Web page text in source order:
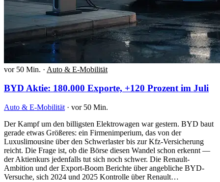
vor 50 Min. · Auto & E-Mobilität
BYD Aktie: 180.000 Exporte, +120 Prozent im Juli
Auto & E-Mobilität · vor 50 Min.
Der Kampf um den billigsten Elektrowagen war gestern. BYD baut
gerade etwas Größeres: ein Firmenimperium, das von der
Luxuslimousine über den Schwerlaster bis zur Kfz-Versicherung
reicht. Die Frage ist, ob die Börse diesen Wandel schon erkennt —
der Aktienkurs jedenfalls tut sich noch schwer. Die Renault-
Ambition und der Export-Boom Berichte über angebliche BYD-
Versuche, sich 2024 und 2025 Kontrolle über Renault…